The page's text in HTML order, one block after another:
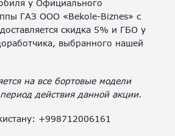
у Официального
ГАЗ OOO «Bekole-Biznes» с
скидка 5% и ГБО у
выбранного нашей
на все бортовые модели
действия данной акции.
+998712006161